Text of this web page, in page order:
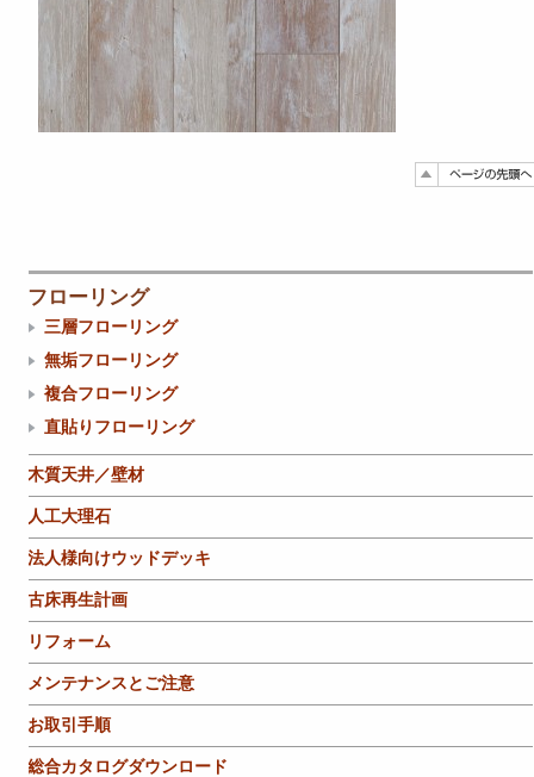
フローリング
三層フローリング
無垢フローリング
複合フローリング
直貼りフローリング
木質天井／壁材
人工大理石
法人様向けウッドデッキ
古床再生計画
リフォーム
メンテナンスとご注意
お取引手順
総合カタログダウンロード